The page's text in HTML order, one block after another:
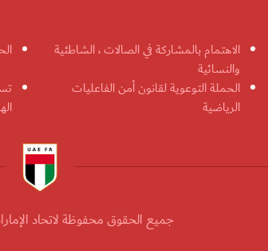
الاهتمام بالمشاركة في الصالات ، الشاطئية
والنسائية
الحملة التوعوية لقانون أمن الفاعليات
الرياضية
جميع الحقوق محفوظة لاتحاد الإمارات